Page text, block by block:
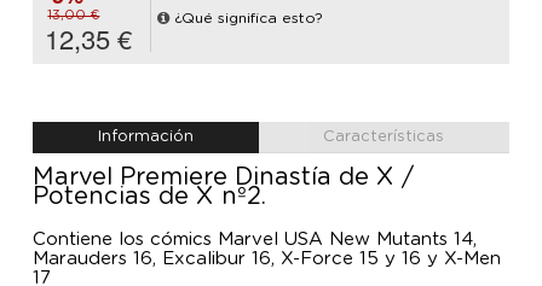
13,00 €
12,35 €
¿Qué significa esto?
Información Características
Marvel Premiere Dinastía de X /
Potencias de X nº2.
Contiene los cómics Marvel USA New Mutants 14,
Marauders 16, Excalibur 16, X-Force 15 y 16 y X-Men
17